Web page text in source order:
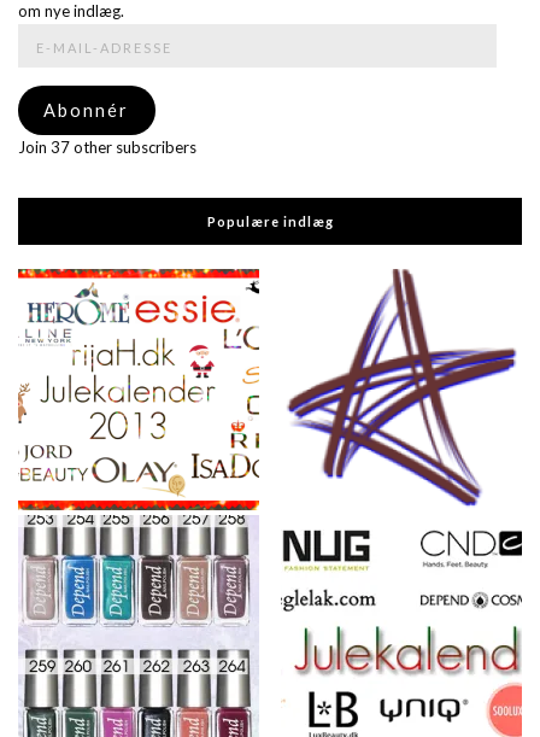
om nye indlæg.
adresse
Abonnér
Join 37 other subscribers
Populære indlæg